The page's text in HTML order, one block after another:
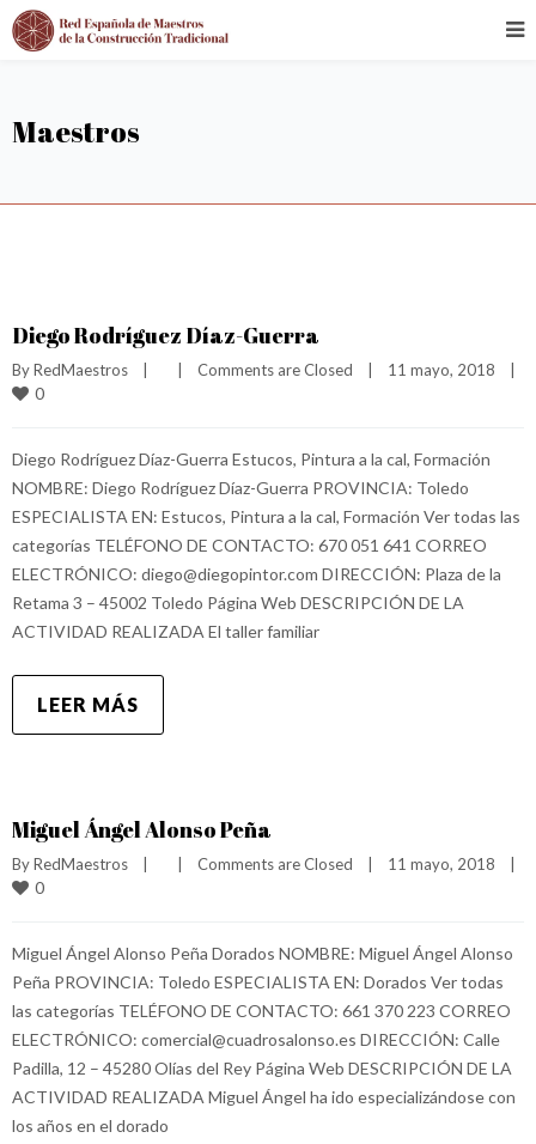
Maestros
Diego Rodríguez Díaz-Guerra
By RedMaestros Comments are Closed 11 mayo, 2018
0
Diego Rodríguez Díaz-Guerra Estucos, Pintura a la cal, Formación
NOMBRE: Diego Rodríguez Díaz-Guerra PROVINCIA: Toledo
ESPECIALISTA EN: Estucos, Pintura a la cal, Formación Ver todas las
categorías TELÉFONO DE CONTACTO: 670 051 641 CORREO
ELECTRÓNICO: diego@diegopintor.com DIRECCIÓN: Plaza de la
Retama 3 – 45002 Toledo Página Web DESCRIPCIÓN DE LA
ACTIVIDAD REALIZADA El taller familiar
LEER MÁS
Miguel Ángel Alonso Peña
By RedMaestros Comments are Closed 11 mayo, 2018
0
Miguel Ángel Alonso Peña Dorados NOMBRE: Miguel Ángel Alonso
Peña PROVINCIA: Toledo ESPECIALISTA EN: Dorados Ver todas
las categorías TELÉFONO DE CONTACTO: 661 370 223 CORREO
ELECTRÓNICO: comercial@cuadrosalonso.es DIRECCIÓN: Calle
Padilla, 12 – 45280 Olías del Rey Página Web DESCRIPCIÓN DE LA
ACTIVIDAD REALIZADA Miguel Ángel ha ido especializándose con
los años en el dorado